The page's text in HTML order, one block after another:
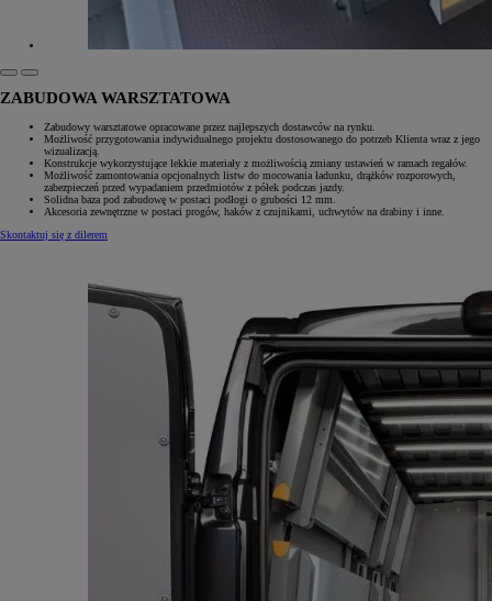
ZABUDOWA WARSZTATOWA
Zabudowy warsztatowe opracowane przez najlepszych dostawców na rynku.
Możliwość przygotowania indywidualnego projektu dostosowanego do potrzeb Klienta wraz z jego
wizualizacją.
Konstrukcje wykorzystujące lekkie materiały z możliwością zmiany ustawień w ramach regałów.
Możliwość zamontowania opcjonalnych listw do mocowania ładunku, drążków rozporowych,
zabezpieczeń przed wypadaniem przedmiotów z półek podczas jazdy.
Solidna baza pod zabudowę w postaci podłogi o grubości 12 mm.
Akcesoria zewnętrzne w postaci progów, haków z czujnikami, uchwytów na drabiny i inne.
Skontaktuj się z dilerem